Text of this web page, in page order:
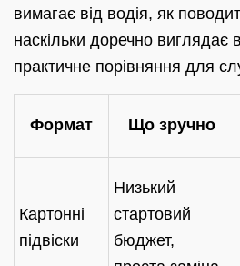
вимагає від водія, як
наскільки доречно виглядає
практичне порівняння для
Формат Що зручно
Картонні
підвіски
Низький
стартовий
бюджет,